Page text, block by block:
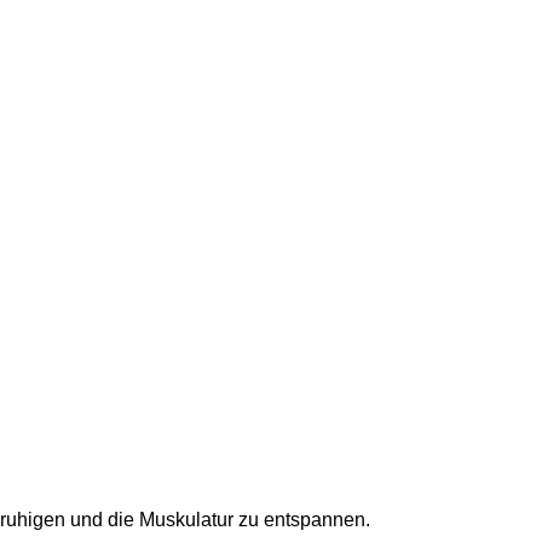
Aufnahmefähigkeit wird aber oft durch die darin
Mineralien, wie Kalzium oder Eisen beeinträchtigt.
die Nerven und den Energiestoffwechsel.
Versorgung mit diesem wichtigen Mineralstoff.
beitragen und beeinflusst das gesamte
und die Muskulatur zu entspannen.